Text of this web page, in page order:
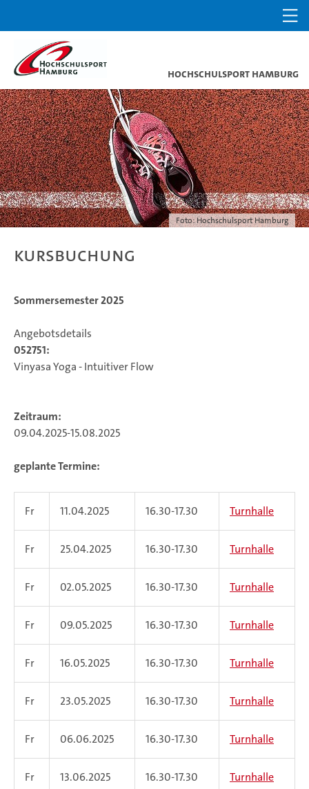
Hochschulsport Hamburg
Foto: Hochschulsport Hamburg
Kursbuchung
Sommersemester 2025
Angebotsdetails
052751:
Vinyasa Yoga - Intuitiver Flow
Zeitraum:
09.04.2025-15.08.2025
geplante Termine:
Fr 11.04.2025 16.30-17.30 Turnhalle
Fr 25.04.2025 16.30-17.30 Turnhalle
Fr 02.05.2025 16.30-17.30 Turnhalle
Fr 09.05.2025 16.30-17.30 Turnhalle
Fr 16.05.2025 16.30-17.30 Turnhalle
Fr 23.05.2025 16.30-17.30 Turnhalle
Fr 06.06.2025 16.30-17.30 Turnhalle
Fr 13.06.2025 16.30-17.30 Turnhalle